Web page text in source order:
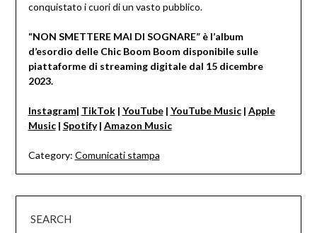
conquistato i cuori di un vasto pubblico.
“NON SMETTERE MAI DI SOGNARE” è l’album
d’esordio delle Chic Boom Boom disponibile sulle
piattaforme di streaming digitale dal 15 dicembre
2023.
Instagram| TikTok| YouTube| YouTube Music | Apple
Music| Spotify| Amazon Music
Category: Comunicati stampa
SEARCH